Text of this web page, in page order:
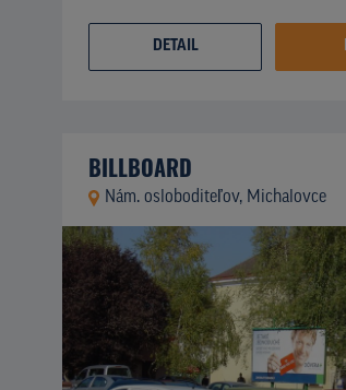
DETAIL
BILLBOARD
Nám. osloboditeľov, Michalovce